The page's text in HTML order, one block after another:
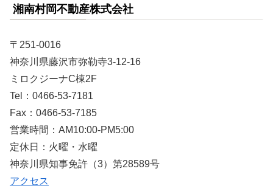
湘南村岡不動産株式会社
〒251-0016
神奈川県藤沢市弥勒寺3-12-16
ミロクジーナC棟2F
Tel：0466-53-7181
Fax：0466-53-7185
営業時間：AM10:00-PM5:00
定休日：火曜・水曜
神奈川県知事免許（3）第28589号
アクセス